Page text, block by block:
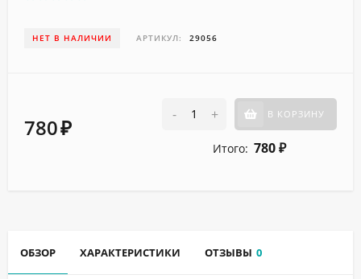
НЕТ В НАЛИЧИИ АРТИКУЛ: 29056
780₽
- + В КОРЗИНУ
Итого: 780 ₽
ОБЗОР ХАРАКТЕРИСТИКИ ОТЗЫВЫ 0